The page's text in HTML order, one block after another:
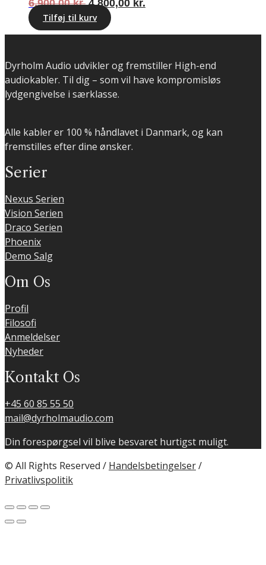
6.900,00kr. Den
oprindelige
pris
6.900,00 kr..
4.800,00 kr.
4.800,00 kr..
Tilføj til kurv
Dyrholm Audio udvikler og fremstiller High-end
audiokabler. Til dig – som vil have kompromisløs
lydgengivelse i særklasse.
Alle kabler er 100 % håndlavet i Danmark, og kan
fremstilles efter dine ønsker.
Serier
Nexus Serien
Vision Serien
Draco Serien
Phoenix
Demo Salg
Om Os
Profil
Filosofi
Anmeldelser
Nyheder
Kontakt Os
+45 60 85 55 50
mail@dyrholmaudio.com
Din forespørgsel vil blive besvaret hurtigst muligt.
© All Rights Reserved / Handelsbetingelser/
Privatlivspolitik